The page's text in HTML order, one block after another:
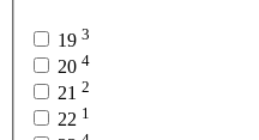
19 3
20 4
21 2
22 1